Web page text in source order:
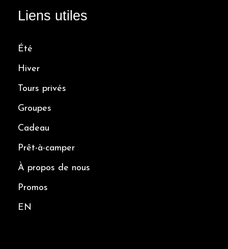
Liens utiles
Été
Hiver
Tours privés
Groupes
Cadeau
Prêt-à-camper
À propos de nous
Promos
EN